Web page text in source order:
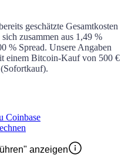
geschätzte Gesamtkosten
zusammen aus 1,49 %
% Spread. Unsere Angaben
einem Bitcoin-Kauf von 500 €
Coinbase
anzeigen